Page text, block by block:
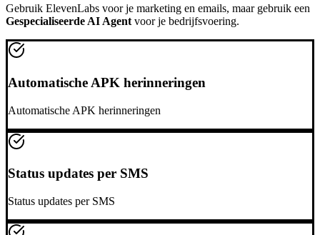
Gebruik ElevenLabs voor je marketing en emails, maar gebruik een
Gespecialiseerde AI Agent voor je bedrijfsvoering.
Automatische APK herinneringen
Automatische APK herinneringen
Status updates per SMS
Status updates per SMS